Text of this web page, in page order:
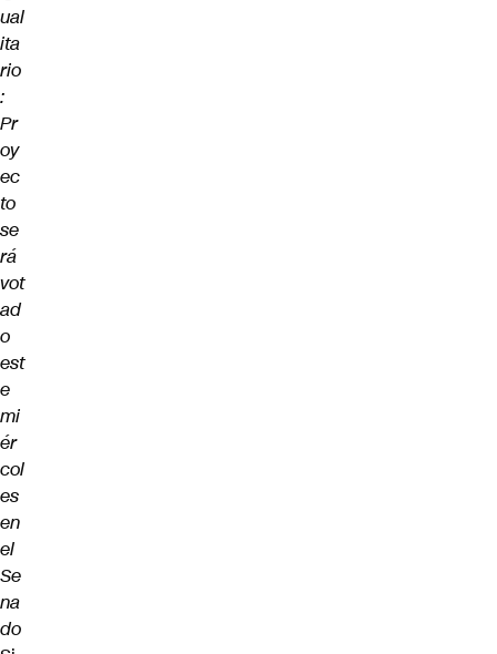
ual
ita
rio
:
Pr
oy
ec
to
se
rá
vot
ad
o
est
e
mi
ér
col
es
en
el
Se
na
do